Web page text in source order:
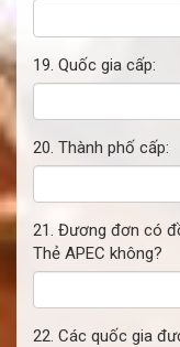
19. Quốc gia cấp:
20. Thành phố cấp:
21. Đương đơn có
Thẻ APEC không?
22. Các quốc gia